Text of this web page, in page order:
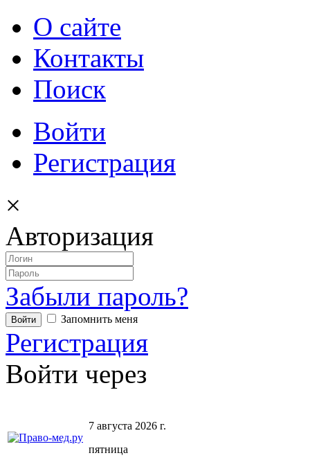
О сайте
Контакты
Поиск
Войти
Регистрация
×
Авторизация
Забыли пароль?
Запомнить меня
Регистрация
Войти через
7 августа 2026 г.
пятница